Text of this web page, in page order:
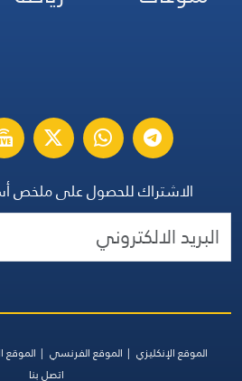
الاشتراك للحصول على ملخص
الموقع الإنكليزي الموقع الفرنسي الموقع
اتصل بنا